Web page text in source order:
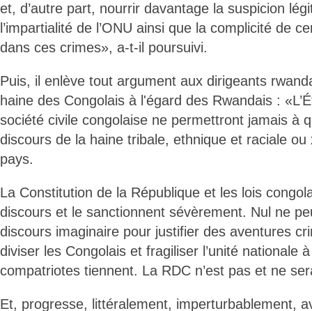
et, d’autre part, nourrir davantage la suspicion
l’impartialité de l’ONU ainsi que la complicité de
dans ces crimes», a-t-il poursuivi.
Puis, il enlève tout argument aux dirigeants
haine des Congolais à l'égard des Rwandais :
société civile congolaise ne permettront jamais à
discours de la haine tribale, ethnique et raciale
pays.
La Constitution de la République et les lois
discours et le sanctionnent sévèrement. Nul ne
discours imaginaire pour justifier des aventures
diviser les Congolais et fragiliser l’unité nationale
compatriotes tiennent. La RDC n’est pas et ne
Et, progresse, littéralement, imperturbablement,